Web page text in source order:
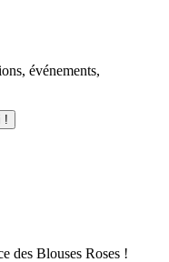
événements,
!
des Blouses Roses !